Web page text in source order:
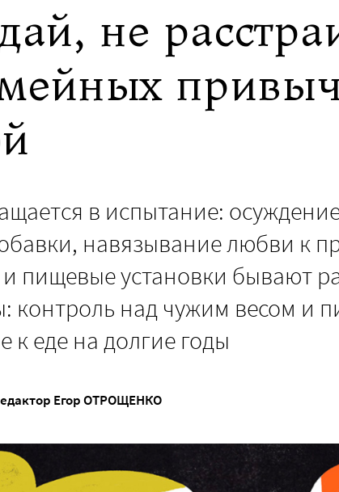
не
в испытание:
навязывание любви к
пищевые установки бывают
контроль над чужим весом и
к еде на долгие годы
Егор ОТРОЩЕНКО